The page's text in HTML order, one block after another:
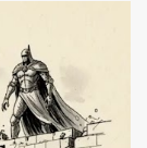
выборочно
в Россию.
кубинских